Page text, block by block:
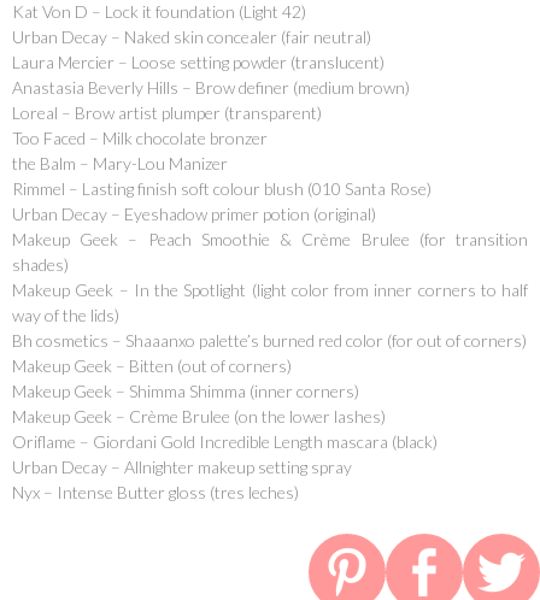
Kat Von D – Lock it foundation (Light 42)
Urban Decay – Naked skin concealer (fair neutral)
Laura Mercier – Loose setting powder (translucent)
Anastasia Beverly Hills – Brow definer (medium brown)
Loreal – Brow artist plumper (transparent)
Too Faced – Milk chocolate bronzer
the Balm – Mary-Lou Manizer
Rimmel – Lasting finish soft colour blush (010 Santa Rose)
Urban Decay – Eyeshadow primer potion (original)
Makeup Geek – Peach Smoothie & Crème Brulee (for transition
shades)
Makeup Geek – In the Spotlight (light color from inner corners to half
way of the lids)
Bh cosmetics – Shaaanxo palette’s burned red color (for out of corners)
Makeup Geek – Bitten (out of corners)
Makeup Geek – Shimma Shimma (inner corners)
Makeup Geek – Crème Brulee (on the lower lashes)
Oriflame – Giordani Gold Incredible Length mascara (black)
Urban Decay – Allnighter makeup setting spray
Nyx – Intense Butter gloss (tres leches)